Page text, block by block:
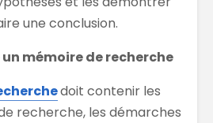
une conclusion.
mémoire de recherche
doit contenir les
recherche, les démarches